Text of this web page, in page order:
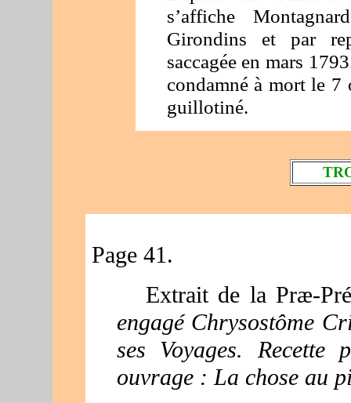
s’affiche
Girondins et par
saccagée en mars
condamné à mort le 7
guillotiné.
Page 41.
Extrait de la Præ-
engagé Chrysostôme
ses Voyages. Recette
ouvrage : La chose au